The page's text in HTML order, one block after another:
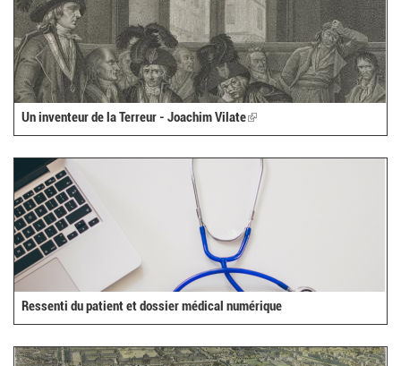
Un inventeur de la Terreur - Joachim Vilate(link
is
Ressenti du patient et dossier médical numérique